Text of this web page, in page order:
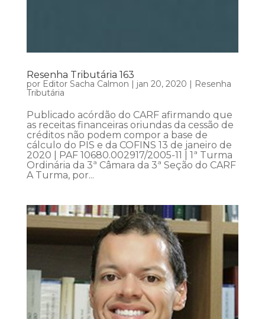
Resenha Tributária 163
por Editor Sacha Calmon | jan 20, 2020 | Resenha
Tributária
Publicado acórdão do CARF afirmando que
as receitas financeiras oriundas da cessão de
créditos não podem compor a base de
cálculo do PIS e da COFINS 13 de janeiro de
2020 | PAF 10680.002917/2005-11 | 1ª Turma
Ordinária da 3ª Câmara da 3ª Seção do CARF
A Turma, por...